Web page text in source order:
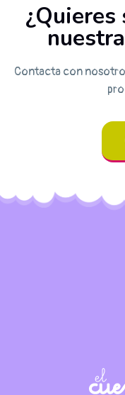
¿Quieres
Contacta con